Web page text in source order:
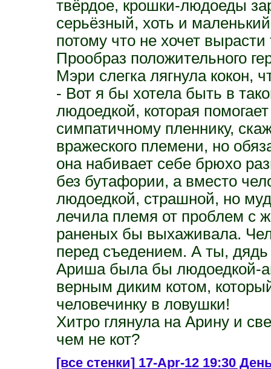
твёрдое, крошки-людоеды
серьёзный, хоть и
потому что не хочет
Прообраз положительного
Мэри слегка лягнула кокон,
- Вот я бы хотела быть в
людоедкой, которая
симпатичному пленнику,
вражеского племени, но
она набивает себе брюхо
без бутафории, а вместо
людоедкой, страшной, но
лечила племя от проблем с
раненых бы выхаживала.
перед съедением. А ты,
Ариша была бы людоедкой-
верным диким котом,
человечинку в ловушки!
Хитро глянула на Арину и
чем не кот?
[все стенки]17-Apr-12 19:30